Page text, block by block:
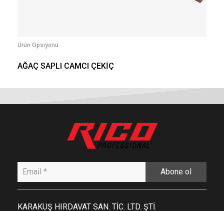
Ürün Opsiyonu
AĞAÇ SAPLI CAMCI ÇEKİÇ
Abone ol
KARAKUŞ HIRDAVAT SAN. TİC. LTD. ŞTİ.